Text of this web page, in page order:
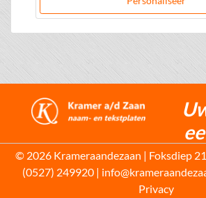
© 2026 Krameraandezaan | Foksdiep
(0527) 249920 |
Privacy